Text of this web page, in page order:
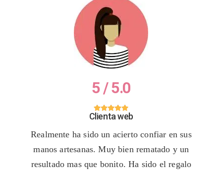
Clienta web
Realmente ha sido un acierto confiar en sus
manos artesanas. Muy bien rematado y un
resultado mas que bonito. Ha sido el regalo
perfecto para una adicta a los libros de verdad.